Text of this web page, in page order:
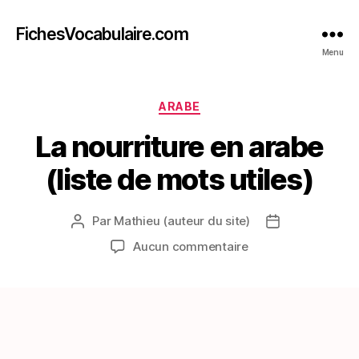
FichesVocabulaire.com
Menu
Catégories
ARABE
La nourriture en arabe
(liste de mots utiles)
Auteur
l’article
Par Mathieu (auteur du site)
Date
Aucun commentairesur